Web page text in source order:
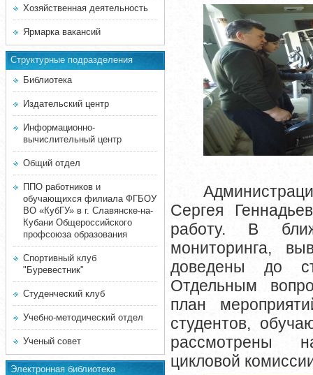
Хозяйственная деятельность
Ярмарка вакансий
Структурные подразделения
Библиотека
Издательский центр
Информационно-
вычислительный центр
Общий отдел
ППО работников и
обучающихся филиала ФГБОУ
ВО «КубГУ» в г. Славянске-на-
Кубани Общероссийского
профсоюза образования
Спортивный клуб
"Буревестник"
Студенческий клуб
Учебно-методический отдел
Ученый совет
Электронная библиотека
Сергея
работу. В
мониторинга,
доведены до
Отдельным
план
студентов,
рассмотрены
цикловой